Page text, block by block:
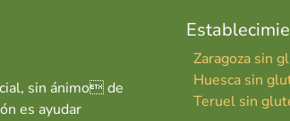
sin ánimo de
es ayudar
Zaragoza sin
Huesca sin
Teruel sin